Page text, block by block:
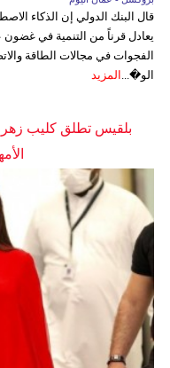
قال البنك الدولي إن الذكاء
يعادل قرناً من التنمية في
الفجوات في مجالات الطاقة
الو�...
المزيد
بلقيس تطلق كليب زهر